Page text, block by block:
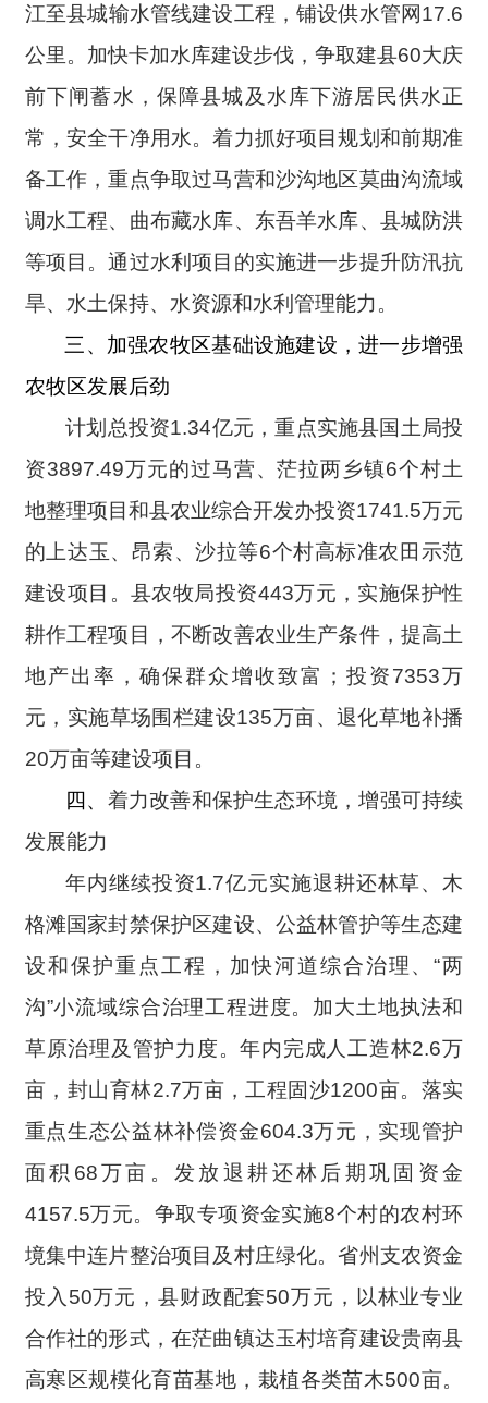
江至县城输水管线建设工程，铺设供水管网17.6
公里。 加快卡加水库建设步伐，争取建县60大庆
前下闸蓄水，保障县城及水库下游居民供水正
常，安全干净用水。着力抓好项目规划和前期准
备工作，重点争取过马营和沙沟地区莫曲沟流域
调水工程、曲布藏水库、东吾羊水库、县城防洪
等项目。通过水利项目的实施进一步提升防汛抗
旱、水土保持、水资源和水利管理能力。
三、加强农牧区基础设施建设，进一步增强
农牧区发展后劲
计划总投资1.34亿元，重点实施县国土局投
资3897.49万元的过马营、茫拉两乡镇6个村土
地整理项目和县农业综合开发办投资1741.5万元
的上达玉、昂索、沙拉等6个村高标准农田示范
建设项目。县农牧局投资443万元，实施保护性
耕作工程项目，不断改善农业生产条件，提高土
地产出率，确保群众增收致富；投资7353万
元，实施草场围栏建设135万亩、退化草地补播
20万亩等建设项目 。
四、 着力改善和保护生态环境，增强可持续
发展能力
年内继续投资1.7亿元实施退耕还林草、 木
格滩国家封禁保护区建设、公益林管护等生态建
设和保护重点工程， 加快河道综合治理、“两
沟”小流域综合治理工程进度。加大土地执法和
草原治理及管护力度。年内完成人工造林2.6万
亩，封山育林2.7万亩 ， 工程固沙1200亩。 落实
重点生态公益林补偿资金604.3万元，实现管护
面积68万亩。发放退耕还林后期巩固资金
4157.5万元。争取专项资金实施8个村的农村环
境集中连片整治项目及村庄绿化。省州支农资金
投入50万元，县财政配套50万元，以林业专业
合作社的形式，在茫曲镇达玉村培育建设贵南县
高寒区规模化育苗基地，栽植各类苗木500亩。